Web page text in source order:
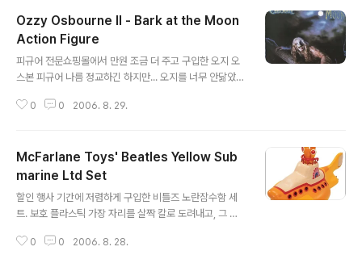
Ozzy Osbourne II - Bark at the Moon
Action Figure
피규어 전문쇼핑몰에서 만원 조금 더 주고 구입한 오지 오
스본 피규어 나름 정교하긴 하지만... 오지를 너무 안닮았다
크기다.
0 0 2006. 8. 29.
McFarlane Toys' Beatles Yellow Sub
marine Ltd Set
할인 행사 기간에 저렴하게 구입한 비틀즈 노란잠수함 세
트. 보호 플라스틱 가장 자리를 살짝 칼로 도려내고, 그 안
게 꺼내면 된다. made in china... 하지만 가격에 비해 완
0 0 2006. 8. 28.